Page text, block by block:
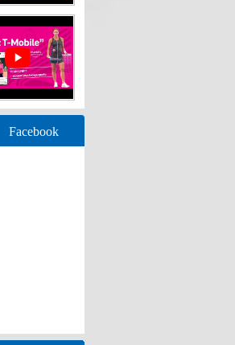
Facebook